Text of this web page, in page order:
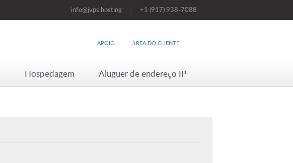
info@jvps.hosting +1 (917) 938-7088
APOIO ÁREA DO CLIENTE
Hospedagem Aluguer de endereço IP